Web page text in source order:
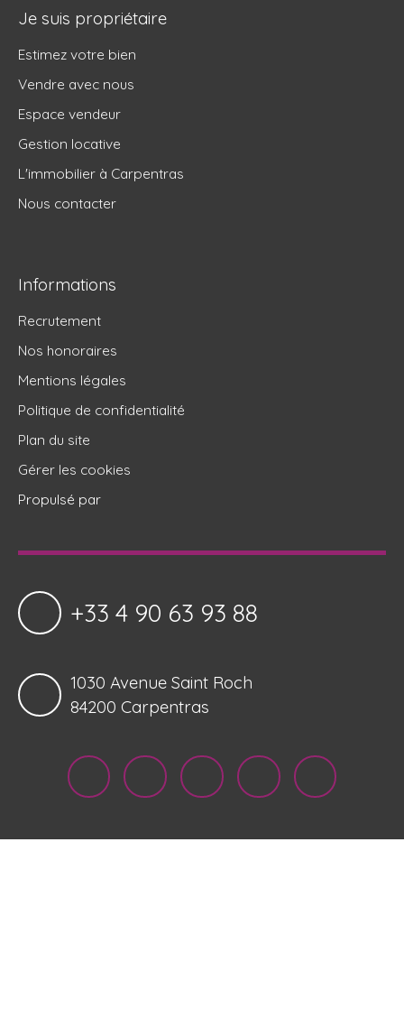
Je suis propriétaire
Estimez votre bien
Vendre avec nous
Espace vendeur
Gestion locative
L'immobilier à Carpentras
Nous contacter
Informations
Recrutement
Nos honoraires
Mentions légales
Politique de confidentialité
Plan du site
Gérer les cookies
Propulsé par
+33 4 90 63 93 88
1030 Avenue Saint Roch
84200 Carpentras